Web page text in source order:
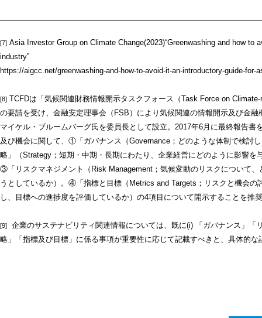
[7] Asia Investor Group on Climate Change(2023)“Greenwashing and how to
industry”
https://aigcc.net/greenwashing-and-how-to-avoid-it-an-introductory-guide-for-
[8] TCFDは「気候関連財務情報開示タスクフォース（Task Force on
の要請を受け、金融安定理事会（FSB）により気候関連の情報開示及び金
マイケル・ブルームバーグ氏を委員長として設立。2017年6月に最終報告書
及び機会に関して、①「ガバナンス（Governance；どのような体制で検討
略」（Strategy；短期・中期・長期にわたり、企業経営にどのように影響を
③「リスクマネジメント（Risk Management；気候変動のリスクについて
うとしているか）。④「指標と目標（Metrics and Targets；リスクと機会の
し、目標への進捗度を評価しているか）の4項目について開示することを推
[9]
企業のサステナビリティ関連情報については、既に(i) 「ガバナンス」「
略」「指標及び目標」に係る事項が重要性に応じて記載すべきと、具体的